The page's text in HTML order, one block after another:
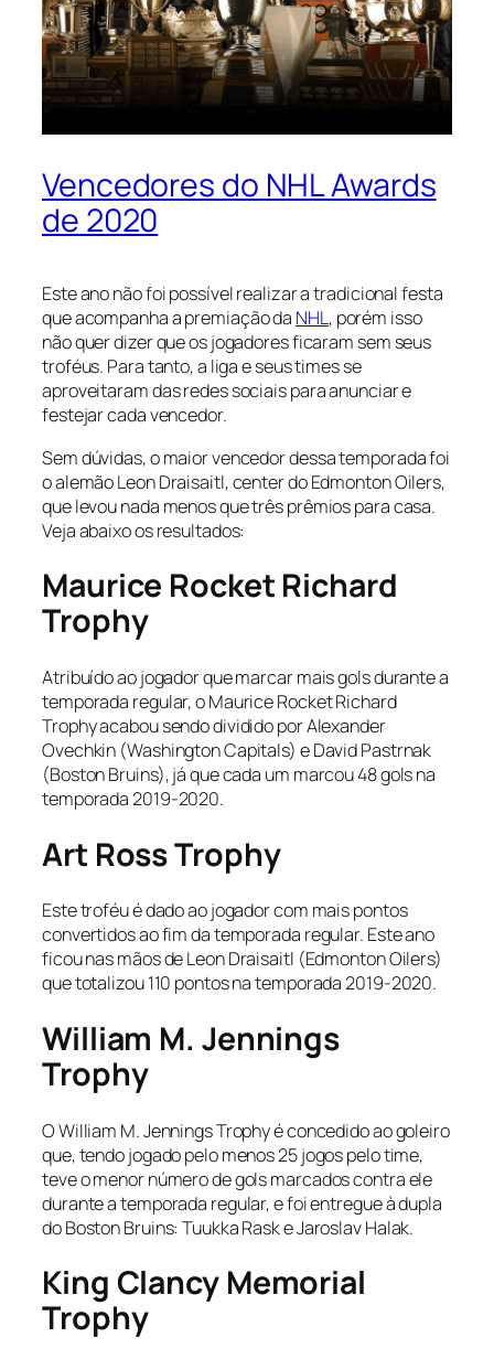
Vencedores do NHL Awards
de 2020
Este ano não foi possível realizar a tradicional festa
que acompanha a premiação da NHL, porém isso
não quer dizer que os jogadores ficaram sem seus
troféus. Para tanto, a liga e seus times se
aproveitaram das redes sociais para anunciar e
festejar cada vencedor.
Sem dúvidas, o maior vencedor dessa temporada foi
o alemão Leon Draisaitl,centerdo Edmonton Oilers,
que levou nada menos que três prêmios para casa.
Veja abaixo os resultados:
Maurice Rocket Richard
Trophy
Atribuído ao jogador que marcar mais gols durante a
temporada regular, o Maurice Rocket Richard
Trophy acabou sendo dividido por Alexander
Ovechkin (Washington Capitals) e David Pastrnak
(Boston Bruins), já que cada um marcou 48 gols na
temporada 2019-2020.
Art Ross Trophy
Este troféu é dado ao jogador com mais pontos
convertidos ao fim da temporada regular. Este ano
ficou nas mãos de Leon Draisaitl (Edmonton Oilers)
que totalizou 110 pontos na temporada 2019-2020.
William M. Jennings
Trophy
O William M. Jennings Trophy é concedido ao goleiro
que, tendo jogado pelo menos 25 jogos pelo time,
teve o menor número de gols marcados contra ele
durante a temporada regular, e foi entregue à dupla
do Boston Bruins: Tuukka Rask e Jaroslav Halak.
King Clancy Memorial
Trophy